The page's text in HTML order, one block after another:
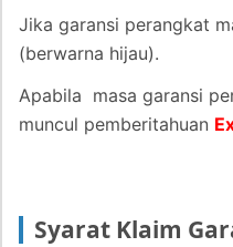
Jika garansi perangkat
(berwarna hijau).
Apabila masa garansi
muncul pemberitahuan
Syarat Klaim